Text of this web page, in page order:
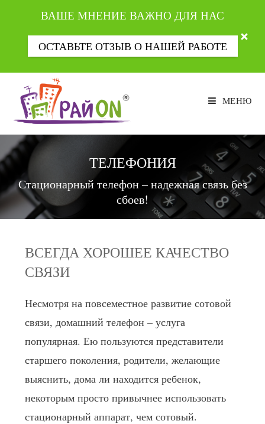
ВАШЕ МНЕНИЕ ВАЖНО ДЛЯ НАС
ОСТАВЬТЕ ОТЗЫВ О НАШЕЙ РАБОТЕ
содержимому
МЕНЮ
ТЕЛЕФОНИЯ
Стационарный телефон – надежная связь без
сбоев!
ВСЕГДА ХОРОШЕЕ КАЧЕСТВО
СВЯЗИ
Несмотря на повсеместное развитие сотовой
связи, домашний телефон – услуга
популярная. Ею пользуются представители
старшего поколения, родители, желающие
выяснить, дома ли находится ребенок,
некоторым просто привычнее использовать
стационарный аппарат, чем сотовый.